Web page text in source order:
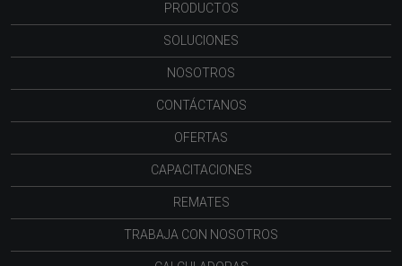
PRODUCTOS
SOLUCIONES
NOSOTROS
CONTÁCTANOS
OFERTAS
CAPACITACIONES
REMATES
TRABAJA CON NOSOTROS